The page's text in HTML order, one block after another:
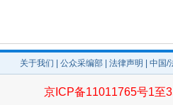
今
关于我们 公众采编部 法律声明 | 中国
京ICP备11011765号1至